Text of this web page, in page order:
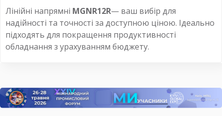
Лінійні напрямні MGNR12R— ваш вибір для
надійності та точності за доступною ціною. Ідеально
підходять для покращення продуктивності
обладнання з урахуванням бюджету.